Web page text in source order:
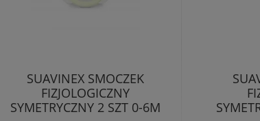
SUAVINEX SMOCZEK
FIZJOLOGICZNY
SYMETRYCZNY 2 SZT 0-6M